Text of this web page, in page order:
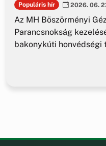
Populáris hír 2026. 06.
Az MH Böszörményi
Parancsnokság
bakonykúti honvédségi